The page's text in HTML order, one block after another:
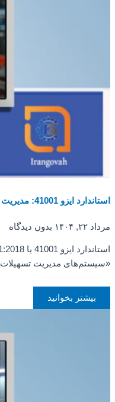
استاندارد ایزو 41001: مدیریت تسهیلات (Facility Management)
مرداد ۲۲, ۱۴۰۴ بدون دیدگاه
«سیستم‌های مدیریت تسهیلات (Facility Management)» است که…
بیشتر بخوانید